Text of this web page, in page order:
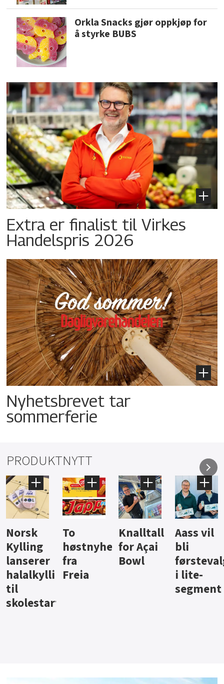
Orkla Snacks gjør oppkjøp for
å styrke BUBS
Extra er finalist til Virkes
Handelspris 2026
Nyhetsbrevet tar
sommerferie
PRODUKTNYTT
Knalltall
for Açai
Bowl
Aass vil
bli
førstevalg
i lite-
Brus og
jus fra
Berentsen
Hard
iste fra
Hansa